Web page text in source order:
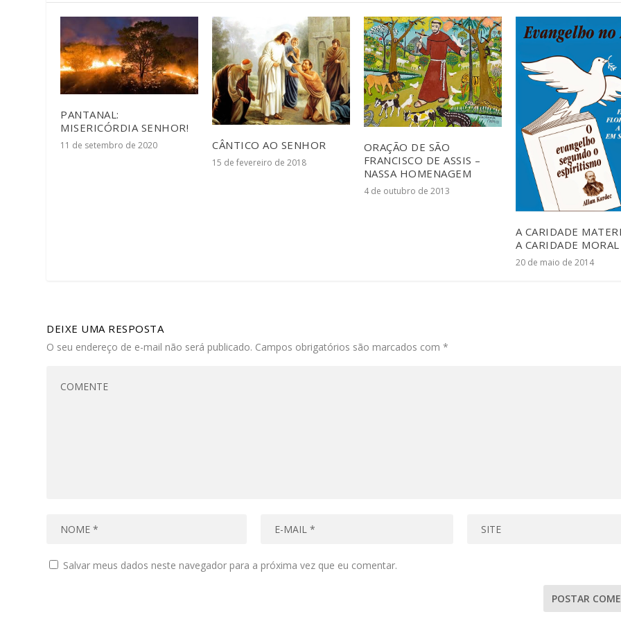
PANTANAL:
MISERICÓRDIA SENHOR!
11 de setembro de 2020 CÂNTICO AO SENHOR
15 de fevereiro de 2018
ORAÇÃO DE SÃO
FRANCISCO DE ASSIS –
NASSA HOMENAGEM
4 de outubro de 2013
A CARIDADE
A CARIDADE MORAL
20 de maio de 2014
DEIXE UMA RESPOSTA
O seu endereço de e-mail não será publicado. Campos obrigatórios são marcados com*
Salvar meus dados neste navegador para a próxima vez que eu comentar.